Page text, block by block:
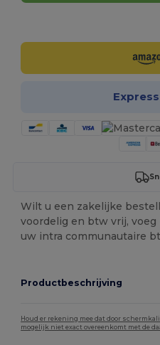
Wilt u een zakelijke
voordelig en btw vrij,
uw intra communautaire
Productbeschrijving
Houd er rekening mee dat door
mogelijk niet exact overeenkomt met de